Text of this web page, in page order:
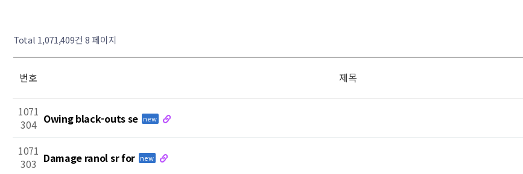
Total 1,071,409건 8 페이지
번호 제목
1071
304 Owing black-outs se new
1071
303 Damage ranol sr for new